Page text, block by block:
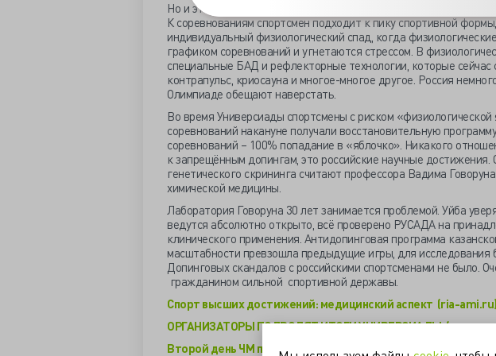
Но и это не всё. Каждому спортсмену расписываются
К соревнованиям спортсмен подходит к пику спортивной
индивидуальный физиологический спад, когда
графиком соревнований и угнетаются стрессом. В
специальные БАД и рефлекторные технологии, которые сейчас
контрапульс, криосауна и многое-многое другое. Россия
Олимпиаде обещают наверстать.
Во время Универсиады спортсмены с риском
соревнований накануне получали восстановительную
соревнований – 100% попадание в «яблочко». Никакого
к запрещённым допингам, это российские научные достижения.
генетического скрининга считают профессора Вадима
химической медицины.
Лаборатория Говоруна 30 лет занимается проблемой. Уйба
ведутся абсолютно открыто, всё проверено РУСАДА на
клинического применения. Антидопинговая программа
масштабности превзошла предыдущие игры, для исследования
Допинговых скандалов с российскими спортсменами не было.
гражданином сильной спортивной державы.
Спорт высших достижений: медицинский аспект (ria-ami.ru)
ОРГАНИЗАТОРЫ ПОДВОДЯТ ИТОГИ УНИВЕРСИАДЫ
Второй день ЧМ подарил Москве золото Иванова и супершоу